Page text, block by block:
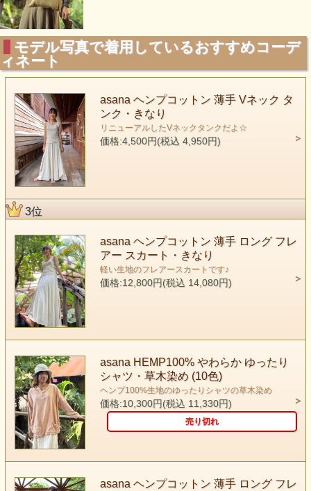
モデル写真で着用しているおすすめコーデ
ィネート
asana ヘンプコットン 薄手 Vネック タ
ンク・きなり
リニューアルしたVネックタンクだよ☆
価格:4,500円(税込 4,950円)
3位
asana ヘンプコットン 薄手 ロング フレ
アー スカート・きなり
軽い生地のフレアースカートです♪
価格:12,800円(税込 14,080円)
asana HEMP100% やわらか ゆったり
シャツ・草木染め (10色)
ヘンプ100%生地のゆったりシャツの草木染め
価格:10,300円(税込 11,330円)
売り切れ
asana ヘンプコットン 薄手 ロング フレ